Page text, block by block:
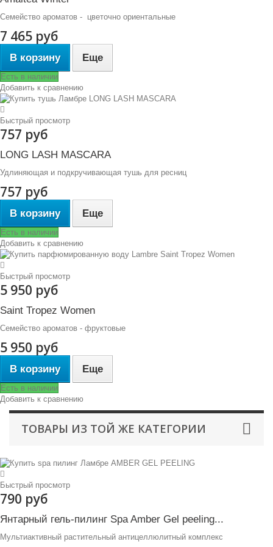
Семейство ароматов - цветочно ориентальные
7 465 руб
В корзину Еще
Есть в наличии
Добавить к сравнению
Быстрый просмотр
757 руб
LONG LASH MASCARA
Удлиняющая и подкручивающая тушь для ресниц
757 руб
В корзину Еще
Есть в наличии
Добавить к сравнению
Быстрый просмотр
5 950 руб
Saint Tropez Women
Семейство ароматов - фруктовые
5 950 руб
В корзину Еще
Есть в наличии
Добавить к сравнению
ТОВАРЫ ИЗ ТОЙ ЖЕ КАТЕГОРИИ
Быстрый просмотр
790 руб
Янтарный гель-пилинг Spa Amber Gel peeling...
Мультиактивный растительный антицеллюлитный комплекс